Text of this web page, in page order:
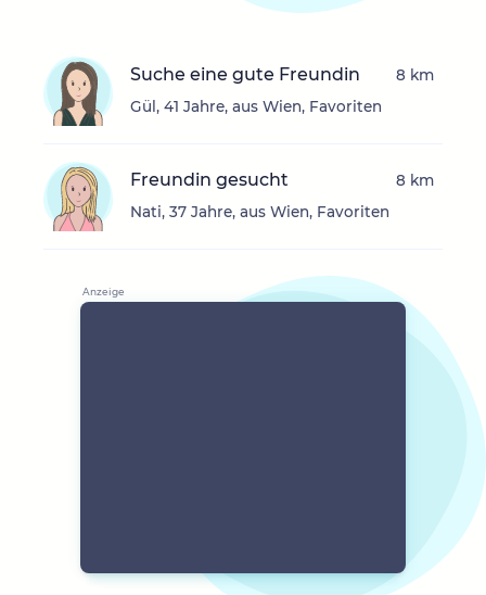
Suche eine gute Freundin
Gül, 41 Jahre, aus Wien, Favoriten
8 km
Freundin gesucht
Nati, 37 Jahre, aus Wien, Favoriten
8 km